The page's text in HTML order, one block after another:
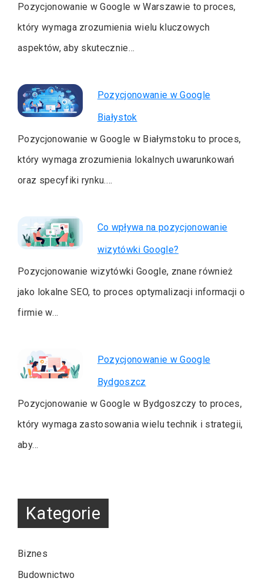
Pozycjonowanie w Google w Warszawie to proces,
który wymaga zrozumienia wielu kluczowych
aspektów, aby skutecznie…
Pozycjonowanie w Google
Białystok
Pozycjonowanie w Google w Białymstoku to proces,
który wymaga zrozumienia lokalnych uwarunkowań
oraz specyfiki rynku.…
Co wpływa na pozycjonowanie
wizytówki Google?
Pozycjonowanie wizytówki Google, znane również
jako lokalne SEO, to proces optymalizacji informacji o
firmie w…
Pozycjonowanie w Google
Bydgoszcz
Pozycjonowanie w Google w Bydgoszczy to proces,
który wymaga zastosowania wielu technik i strategii,
aby…
Kategorie
Biznes
Budownictwo